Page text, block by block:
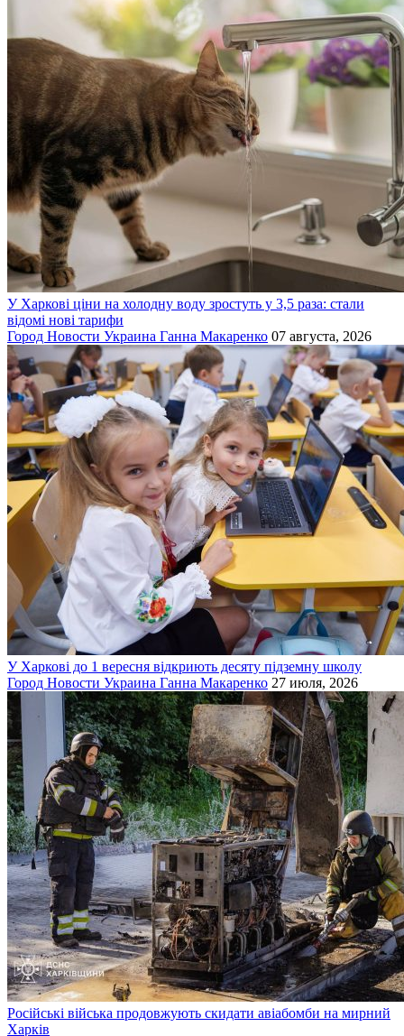
У Харкові ціни на холодну воду зростуть у 3,5 раза: стали
відомі нові тарифи
Город Новости Украина Ганна Макаренко 07 августа, 2026
У Харкові до 1 вересня відкриють десяту підземну школу
Город Новости Украина Ганна Макаренко 27 июля, 2026
Російські війська продовжують скидати авіабомби на мирний
Харків